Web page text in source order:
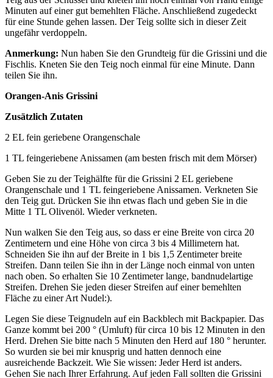
Minuten auf einer gut bemehlten Fläche. Anschließend zugedeckt
für eine Stunde gehen lassen. Der Teig sollte sich in dieser Zeit
ungefähr verdoppeln.
Anmerkung: Nun haben Sie den Grundteig für die Grissini und die
Fischlis. Kneten Sie den Teig noch einmal für eine Minute. Dann
teilen Sie ihn.
Orangen-Anis Grissini
Zusätzlich Zutaten
2 EL fein geriebene Orangenschale
1 TL feingeriebene Anissamen (am besten frisch mit dem Mörser)
Geben Sie zu der Teighälfte für die Grissini 2 EL geriebene
Orangenschale und 1 TL feingeriebene Anissamen. Verkneten Sie
den Teig gut. Drücken Sie ihn etwas flach und geben Sie in die
Mitte 1 TL Olivenöl. Wieder verkneten.
Nun walken Sie den Teig aus, so dass er eine Breite von circa 20
Zentimetern und eine Höhe von circa 3 bis 4 Millimetern hat.
Schneiden Sie ihn auf der Breite in 1 bis 1,5 Zentimeter breite
Streifen. Dann teilen Sie ihn in der Länge noch einmal von unten
nach oben. So erhalten Sie 10 Zentimeter lange, bandnudelartige
Streifen. Drehen Sie jeden dieser Streifen auf einer bemehlten
Fläche zu einer Art Nudel:).
Legen Sie diese Teignudeln auf ein Backblech mit Backpapier. Das
Ganze kommt bei 200 ° (Umluft) für circa 10 bis 12 Minuten in den
Herd. Drehen Sie bitte nach 5 Minuten den Herd auf 180 ° herunter.
So wurden sie bei mir knusprig und hatten dennoch eine
ausreichende Backzeit. Wie Sie wissen: Jeder Herd ist anders.
Gehen Sie nach Ihrer Erfahrung. Auf jeden Fall sollten die Grissini